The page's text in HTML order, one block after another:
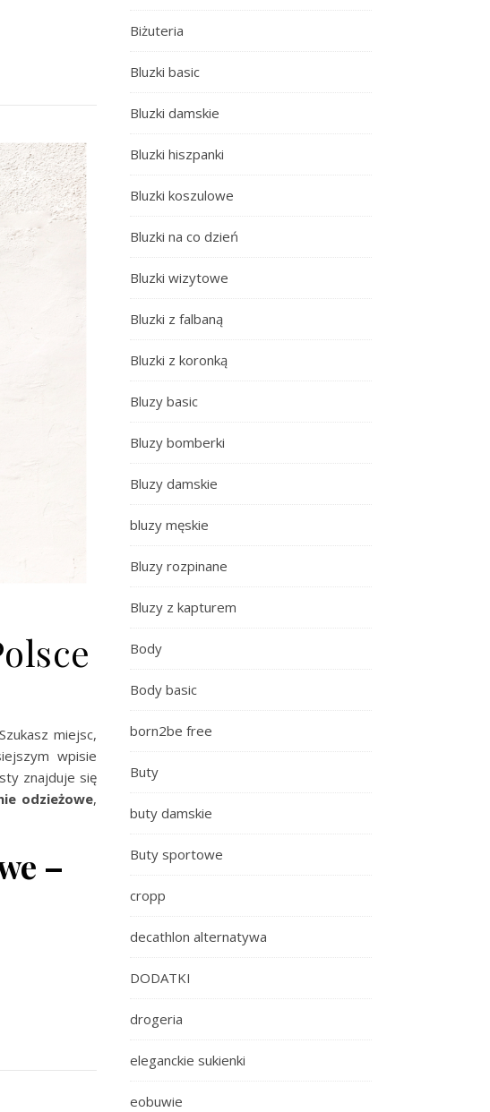
miejsc,
wpisie
znajduje się
odzieżowe,
–
Biżuteria
Bluzki basic
Bluzki damskie
Bluzki hiszpanki
Bluzki koszulowe
Bluzki na co dzień
Bluzki wizytowe
Bluzki z falbaną
Bluzki z koronką
Bluzy basic
Bluzy bomberki
Bluzy damskie
bluzy męskie
Bluzy rozpinane
Bluzy z kapturem
Body
Body basic
born2be free
Buty
buty damskie
Buty sportowe
cropp
decathlon alternatywa
DODATKI
drogeria
eleganckie sukienki
eobuwie